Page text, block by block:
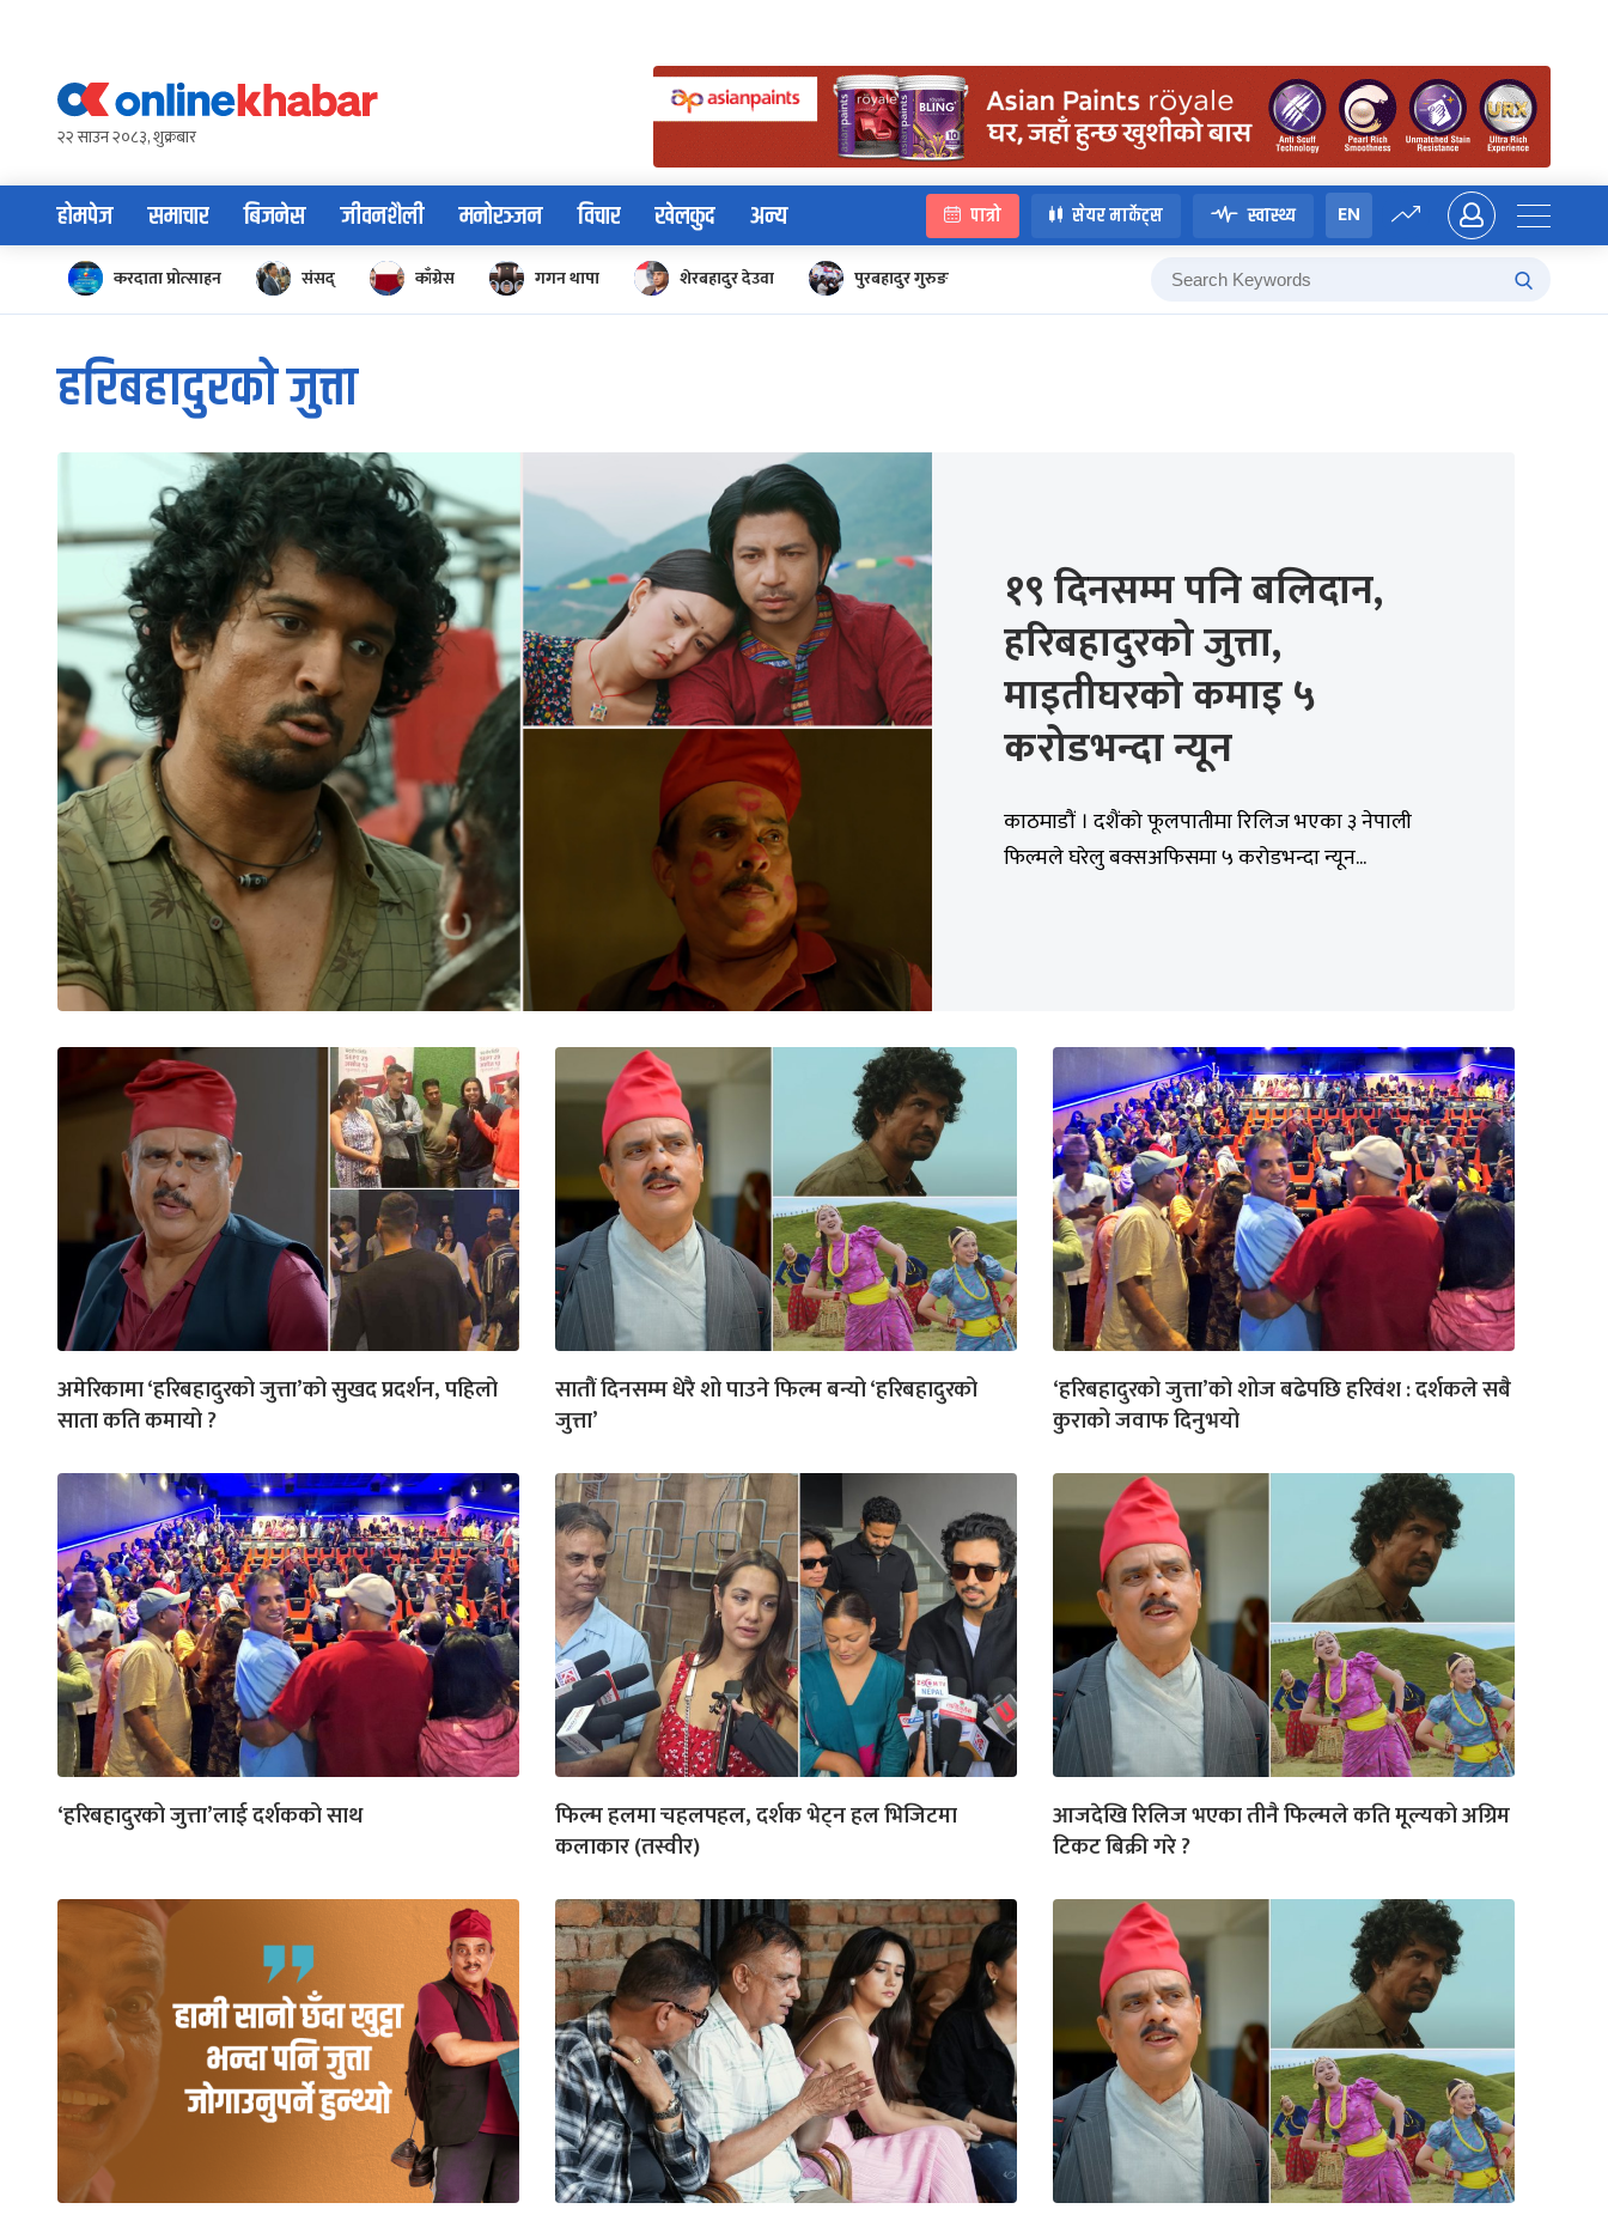
content२२ साउन २०८३, शुक्रबार
होमपेज समाचार बिजनेस जीवनशैली मनोरञ्जन विचार खेलकुद अन्य पात्रो सेयर मार्केट्स स्वास्थ्य EN
करदाता प्रोत्साहन संसद् काँग्रेस गगन थापा शेरबहादुर देउवा पुरबहादुर गुरुङ
हरिबहादुरको जुत्ता
१९ दिनसम्म पनि बलिदान,
हरिबहादुरको जुत्ता,
माइतीघरको कमाइ ५
करोडभन्दा न्यून
काठमाडौं । दशैंको फूलपातीमा रिलिज भएका ३ नेपाली
फिल्मले घरेलु बक्सअफिसमा ५ करोडभन्दा न्यून...
अमेरिकामा ‘हरिबहादुरको जुत्ता’को सुखद प्रदर्शन, पहिलो
साता कति कमायो ?
सातौं दिनसम्म धेरै शो पाउने फिल्म बन्यो ‘हरिबहादुरको
जुत्ता’
‘हरिबहादुरको जुत्ता’को शोज बढेपछि हरिवंश : दर्शकले सबै
कुराको जवाफ दिनुभयो
‘हरिबहादुरको जुत्ता’लाई दर्शकको साथ
फिल्म हलमा चहलपहल, दर्शक भेट्न हल भिजिटमा
कलाकार (तस्वीर)
आजदेखि रिलिज भएका तीनै फिल्मले कति मूल्यको अग्रिम
टिकट बिक्री गरे ?